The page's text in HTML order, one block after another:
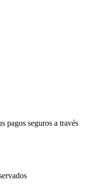
pagos seguros a través